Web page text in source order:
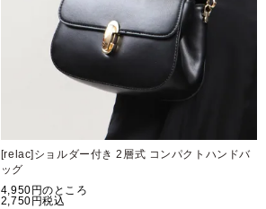
[relac]ショルダー付き 2層式 コンパクトハンドバ
ッグ
4,950
のところ
2,750
税込